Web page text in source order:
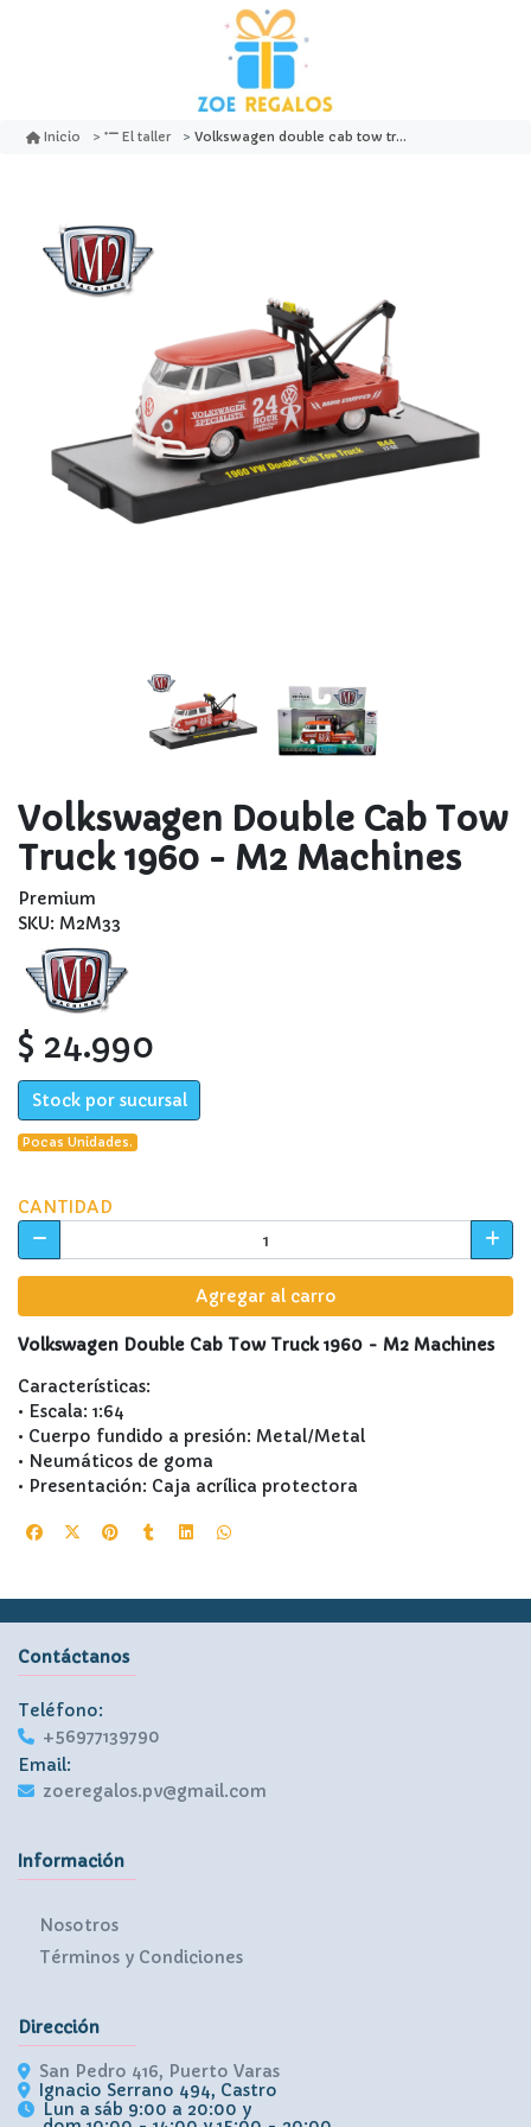
Inicio El taller Volkswagen double cab tow truck 1960 - m2 machines
Volkswagen Double Cab Tow
Truck 1960 - M2 Machines
Premium
SKU: M2M33
$ 24.990
Stock por sucursal
Pocas Unidades.
CANTIDAD
Agregar al carro
Volkswagen Double Cab Tow Truck 1960 - M2 Machines
Características:
• Escala: 1:64
• Cuerpo fundido a presión: Metal/Metal
• Neumáticos de goma
• Presentación: Caja acrílica protectora
Contáctanos
Teléfono:
+56977139790
Email:
zoeregalos.pv@gmail.com
Información
Nosotros
Términos y Condiciones
Dirección
San Pedro 416, Puerto Varas
Ignacio Serrano 494, Castro
Lun a sáb 9:00 a 20:00 y